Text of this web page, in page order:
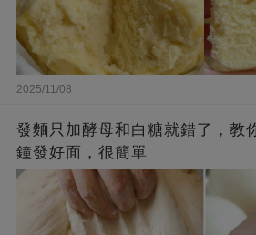
2025/11/08
發麵只加酵母和白糖就錯了，教
鐘發好面，很簡單